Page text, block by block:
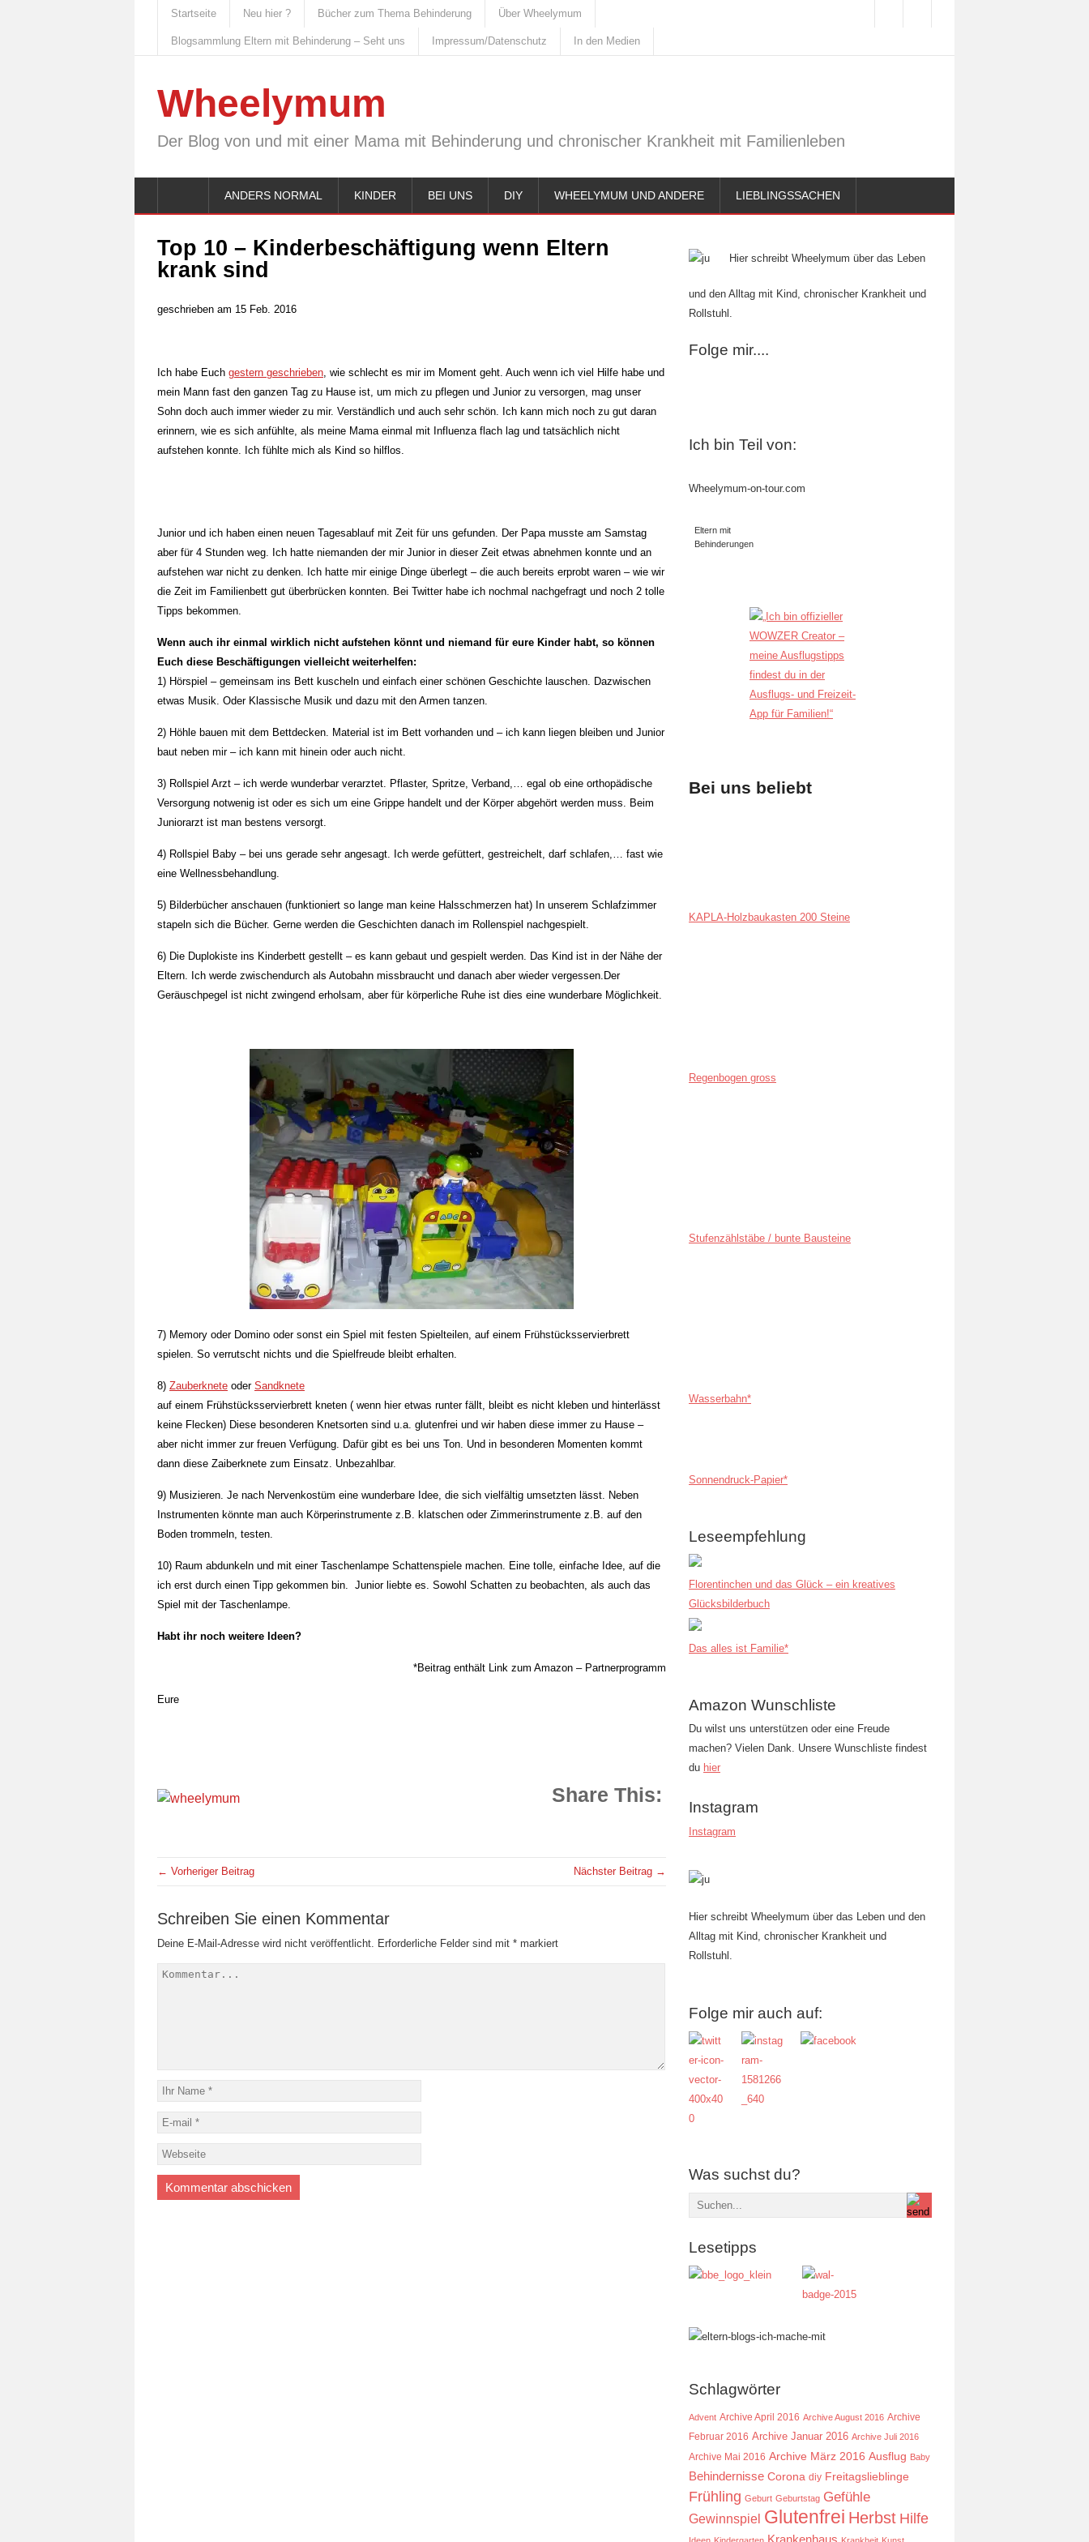
Startseite Neu hier ? Bücher zum Thema Behinderung Über Wheelymum
Blogsammlung Eltern mit Behinderung – Seht uns Impressum/Datenschutz In den Medien
Wheelymum
Der Blog von und mit einer Mama mit Behinderung und chronischer Krankheit mit Familienleben
ANDERS NORMAL KINDER BEI UNS DIY WHEELYMUM UND ANDERE LIEBLINGSSACHEN
Top 10 – Kinderbeschäftigung wenn Eltern
krank sind
geschrieben am 15 Feb. 2016
Ich habe Euch gestern geschrieben, wie schlecht es mir im Moment geht. Auch wenn ich viel Hilfe habe und
mein Mann fast den ganzen Tag zu Hause ist, um mich zu pflegen und Junior zu versorgen, mag unser
Sohn doch auch immer wieder zu mir. Verständlich und auch sehr schön. Ich kann mich noch zu gut daran
erinnern, wie es sich anfühlte, als meine Mama einmal mit Influenza flach lag und tatsächlich nicht
aufstehen konnte. Ich fühlte mich als Kind so hilflos.
Junior und ich haben einen neuen Tagesablauf mit Zeit für uns gefunden. Der Papa musste am Samstag
aber für 4 Stunden weg. Ich hatte niemanden der mir Junior in dieser Zeit etwas abnehmen konnte und an
aufstehen war nicht zu denken. Ich hatte mir einige Dinge überlegt – die auch bereits erprobt waren – wie wir
die Zeit im Familienbett gut überbrücken konnten. Bei Twitter habe ich nochmal nachgefragt und noch 2 tolle
Tipps bekommen.
Wenn auch ihr einmal wirklich nicht aufstehen könnt und niemand für eure Kinder habt, so können
Euch diese Beschäftigungen vielleicht weiterhelfen:
1) Hörspiel – gemeinsam ins Bett kuscheln und einfach einer schönen Geschichte lauschen. Dazwischen
etwas Musik. Oder Klassische Musik und dazu mit den Armen tanzen.
2) Höhle bauen mit dem Bettdecken. Material ist im Bett vorhanden und – ich kann liegen bleiben und Junior
baut neben mir – ich kann mit hinein oder auch nicht.
3) Rollspiel Arzt – ich werde wunderbar verarztet. Pflaster, Spritze, Verband,… egal ob eine orthopädische
Versorgung notwenig ist oder es sich um eine Grippe handelt und der Körper abgehört werden muss. Beim
Juniorarzt ist man bestens versorgt.
4) Rollspiel Baby – bei uns gerade sehr angesagt. Ich werde gefüttert, gestreichelt, darf schlafen,… fast wie
eine Wellnessbehandlung.
5) Bilderbücher anschauen (funktioniert so lange man keine Halsschmerzen hat) In unserem Schlafzimmer
stapeln sich die Bücher. Gerne werden die Geschichten danach im Rollenspiel nachgespielt.
6) Die Duplokiste ins Kinderbett gestellt – es kann gebaut und gespielt werden. Das Kind ist in der Nähe der
Eltern. Ich werde zwischendurch als Autobahn missbraucht und danach aber wieder vergessen.Der
Geräuschpegel ist nicht zwingend erholsam, aber für körperliche Ruhe ist dies eine wunderbare Möglichkeit.
7) Memory oder Domino oder sonst ein Spiel mit festen Spielteilen, auf einem Frühstücksservierbrett
spielen. So verrutscht nichts und die Spielfreude bleibt erhalten.
8) Zauberknete oder Sandknete
auf einem Frühstücksservierbrett kneten ( wenn hier etwas runter fällt, bleibt es nicht kleben und hinterlässt
keine Flecken) Diese besonderen Knetsorten sind u.a. glutenfrei und wir haben diese immer zu Hause –
aber nicht immer zur freuen Verfügung. Dafür gibt es bei uns Ton. Und in besonderen Momenten kommt
dann diese Zaiberknete zum Einsatz. Unbezahlbar.
9) Musizieren. Je nach Nervenkostüm eine wunderbare Idee, die sich vielfältig umsetzten lässt. Neben
Instrumenten könnte man auch Körperinstrumente z.B. klatschen oder Zimmerinstrumente z.B. auf den
Boden trommeln, testen.
10) Raum abdunkeln und mit einer Taschenlampe Schattenspiele machen. Eine tolle, einfache Idee, auf die
ich erst durch einen Tipp gekommen bin. Junior liebte es. Sowohl Schatten zu beobachten, als auch das
Spiel mit der Taschenlampe.
Habt ihr noch weitere Ideen?
*Beitrag enthält Link zum Amazon – Partnerprogramm
Eure
Share This:
← Vorheriger Beitrag Nächster Beitrag →
Schreiben Sie einen Kommentar
Deine E-Mail-Adresse wird nicht veröffentlicht. Erforderliche Felder sind mit * markiert
Hier schreibt Wheelymum über das Leben
und den Alltag mit Kind, chronischer Krankheit und
Rollstuhl.
Folge mir....
Ich bin Teil von:
Wheelymum-on-tour.com
Eltern mit
Behinderungen
Bei uns beliebt
KAPLA-Holzbaukasten 200 Steine
Regenbogen gross
Stufenzählstäbe / bunte Bausteine
Wasserbahn*
Sonnendruck-Papier*
Leseempfehlung
Florentinchen und das Glück – ein kreatives
Glücksbilderbuch
Das alles ist Familie*
Amazon Wunschliste
Du wilst uns unterstützen oder eine Freude
machen? Vielen Dank. Unsere Wunschliste findest
du hier
Instagram
Instagram
Hier schreibt Wheelymum über das Leben und den
Alltag mit Kind, chronischer Krankheit und
Rollstuhl.
Folge mir auch auf:
Was suchst du?
Lesetipps
Schlagwörter
Advent Archive April 2016 Archive August 2016 Archive
Februar 2016 Archive Januar 2016 Archive Juli 2016
Archive Mai 2016 Archive März 2016 Ausflug Baby
Behindernisse Corona diy Freitagslieblinge
Frühling Geburt Geburtstag Gefühle
Gewinnspiel Glutenfrei Herbst Hilfe
Krankenhaus